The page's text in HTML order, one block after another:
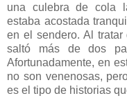
una culebra de cola
estaba acostada
en el sendero. Al tratar
saltó más de dos
Afortunadamente, en
no son venenosas,
es el tipo de historias